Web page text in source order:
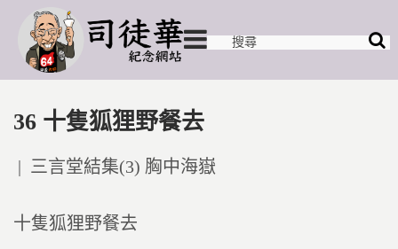
36 十隻狐狸野餐去
Posted
三言堂結集(3) 胸中海嶽
十隻狐狸野餐去